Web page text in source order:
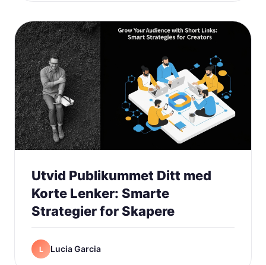
Utvid Publikummet Ditt med
Korte Lenker: Smarte
Strategier for Skapere
L Lucia Garcia